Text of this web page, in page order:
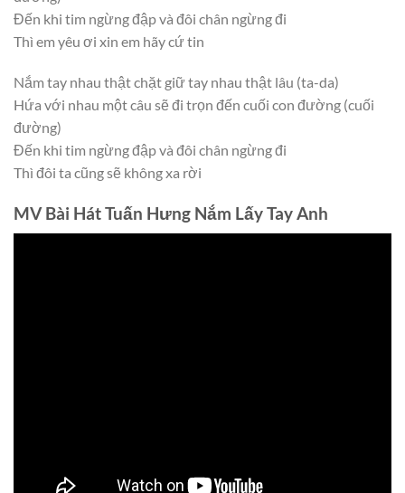
Đến khi tim ngừng đập và đôi chân ngừng đi
Thì em yêu ơi xin em hãy cứ tin
Nắm tay nhau thật chặt giữ tay nhau thật lâu (ta-da)
Hứa với nhau một câu sẽ đi trọn đến cuối con đường (cuối
đường)
Đến khi tim ngừng đập và đôi chân ngừng đi
Thì đôi ta cũng sẽ không xa rời
MV Bài Hát Tuấn Hưng Nắm Lấy Tay Anh